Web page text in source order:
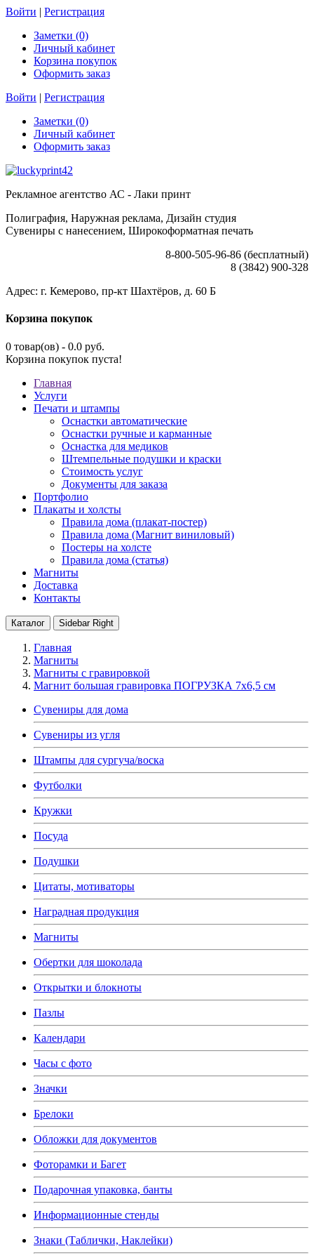
Войти | Регистрация
Заметки (0)
Личный кабинет
Корзина покупок
Оформить заказ
Войти | Регистрация
Заметки (0)
Личный кабинет
Оформить заказ
Рекламное агентство АС - Лаки принт
Полиграфия, Наружная реклама, Дизайн студия
Сувениры с нанесением, Широкоформатная печать
8-800-505-96-86 (бесплатный)
8 (3842) 900-328
Адрес: г. Кемерово, пр-кт Шахтёров, д. 60 Б
Корзина покупок
0 товар(ов) - 0.0 руб.
Корзина покупок пуста!
Главная
Услуги
Печати и штампы
Оснастки автоматические
Оснастки ручные и карманные
Оснастка для медиков
Штемпельные подушки и краски
Стоимость услуг
Документы для заказа
Портфолио
Плакаты и холсты
Правила дома (плакат-постер)
Правила дома (Магнит виниловый)
Постеры на холсте
Правила дома (статья)
Магниты
Доставка
Контакты
Каталог Sidebar Right
Главная
Магниты
Магниты с гравировкой
Магнит большая гравировка ПОГРУЗКА 7х6,5 см
Сувениры для дома
Сувениры из угля
Штампы для сургуча/воска
Футболки
Кружки
Посуда
Подушки
Цитаты, мотиваторы
Наградная продукция
Магниты
Обертки для шоколада
Открытки и блокноты
Пазлы
Календари
Часы с фото
Значки
Брелоки
Обложки для документов
Фоторамки и Багет
Подарочная упаковка, банты
Информационные стенды
Знаки (Таблички, Наклейки)